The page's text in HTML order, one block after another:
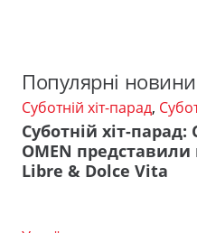
Популярні новини
Суботній хіт-парад,
Суботній хіт-парад:
OMEN представили
Libre & Dolce Vita